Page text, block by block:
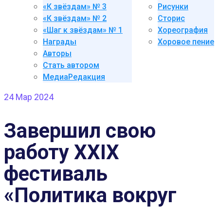
«К звёздам» № 3
«К звёздам» № 2
«Шаг к звёздам» № 1
Награды
Авторы
Стать автором
МедиаРедакция
Рисунки
Сторис
Хореография
Хоровое пение
24Мар 2024
Завершил свою
работу XXIX
фестиваль
«Политика вокруг